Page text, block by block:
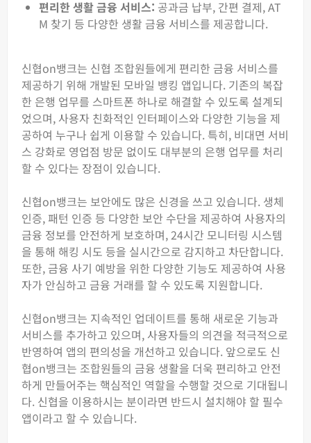
편리한 생활 금융 서비스: 공과금 납부, 간편 결제, AT
M 찾기 등 다양한 생활 금융 서비스를 제공합니다.
신협on뱅크는 신협 조합원들에게 편리한 금융 서비스를
제공하기 위해 개발된 모바일 뱅킹 앱입니다. 기존의 복잡
한 은행 업무를 스마트폰 하나로 해결할 수 있도록 설계되
었으며, 사용자 친화적인 인터페이스와 다양한 기능을 제
공하여 누구나 쉽게 이용할 수 있습니다. 특히, 비대면 서비
스 강화로 영업점 방문 없이도 대부분의 은행 업무를 처리
할 수 있다는 장점이 있습니다.
신협on뱅크는 보안에도 많은 신경을 쓰고 있습니다. 생체
인증, 패턴 인증 등 다양한 보안 수단을 제공하여 사용자의
금융 정보를 안전하게 보호하며, 24시간 모니터링 시스템
을 통해 해킹 시도 등을 실시간으로 감지하고 차단합니다.
또한, 금융 사기 예방을 위한 다양한 기능도 제공하여 사용
자가 안심하고 금융 거래를 할 수 있도록 지원합니다.
신협on뱅크는 지속적인 업데이트를 통해 새로운 기능과
서비스를 추가하고 있으며, 사용자들의 의견을 적극적으로
반영하여 앱의 편의성을 개선하고 있습니다. 앞으로도 신
협on뱅크는 조합원들의 금융 생활을 더욱 편리하고 안전
하게 만들어주는 핵심적인 역할을 수행할 것으로 기대됩니
다. 신협을 이용하시는 분이라면 반드시 설치해야 할 필수
앱이라고 할 수 있습니다.